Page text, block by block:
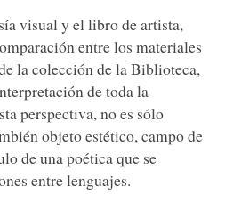
visual y el libro de artista,
entre los materiales
la colección de la Biblioteca,
de toda la
perspectiva, no es sólo
objeto estético, campo de
de una poética que se
entre lenguajes.